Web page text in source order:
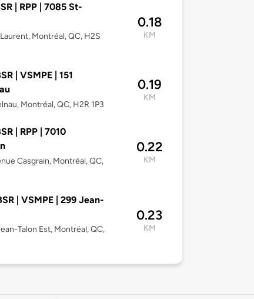
| RPP | 7085 St-
Montréal, QC, H2S
0.18
KM
| VSMPE | 151
Montréal, QC, H2R 1P3
0.19
KM
| RPP | 7010
Casgrain, Montréal, QC,
0.22
KM
| VSMPE | 299 Jean-
Talon Est, Montréal, QC,
0.23
KM